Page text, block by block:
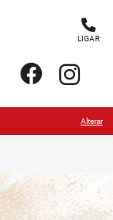
LIGAR
Alterar